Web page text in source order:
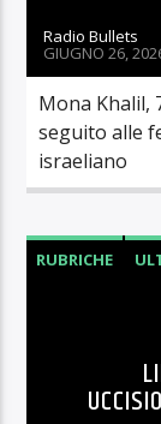
Radio Bullets
GIUGNO 26,
Mona Khalil,
seguito alle
israeliano
RUBRICHE